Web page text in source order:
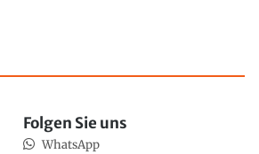
Folgen Sie uns
WhatsApp